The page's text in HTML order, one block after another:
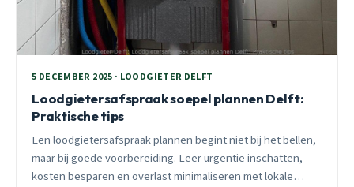
5 DECEMBER 2025 · LOODGIETER DELFT
Loodgietersafspraak soepel plannen Delft:
Praktische tips
Een loodgietersafspraak plannen begint niet bij het bellen,
maar bij goede voorbereiding. Leer urgentie inschatten,
kosten besparen en overlast minimaliseren met lokale